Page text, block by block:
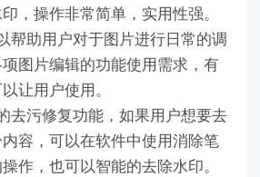
，操作非常简单，实用性强。
帮助用户对于图片进行日常的调
图片编辑的功能使用需求，有
让用户使用。
去污修复功能，如果用户想要去
容，可以在软件中使用消除笔
作，也可以智能的去除水印。